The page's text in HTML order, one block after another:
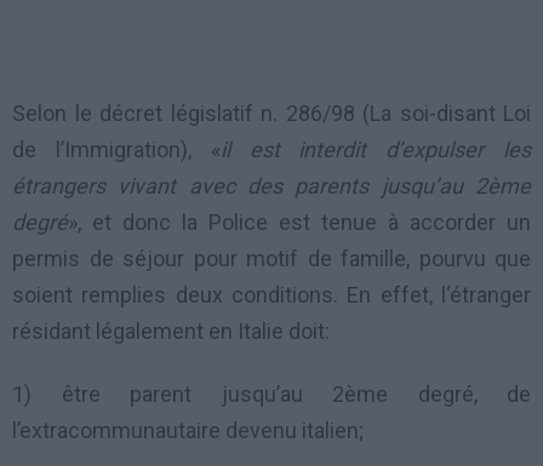
Selon le décret législatif n. 286/98 (La soi-disant Loi
de l’Immigration), «il est interdit d’expulser les
étrangers vivant avec des parents jusqu’au 2ème
degré», et donc la Police est tenue à accorder un
permis de séjour pour motif de famille, pourvu que
soient remplies deux conditions. En effet, l‘étranger
résidant légalement en Italie doit:
1) être parent jusqu’au 2ème degré, de
l’extracommunautaire devenu italien;